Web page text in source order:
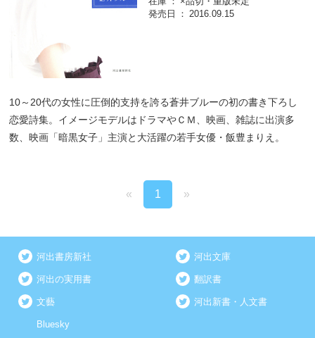
発売日
2016.09.15
10～20代の女性に圧倒的支持を誇る蒼井ブルーの初の書き下ろし
恋愛詩集。イメージモデルはドラマやＣＭ、映画、雑誌に出演多
数、映画「暗黒女子」主演と大活躍の若手女優・飯豊まりえ。
« 1 »
河出書房新社 河出文庫
河出の実用書 翻訳書
文藝 河出新書・人文書
Bluesky